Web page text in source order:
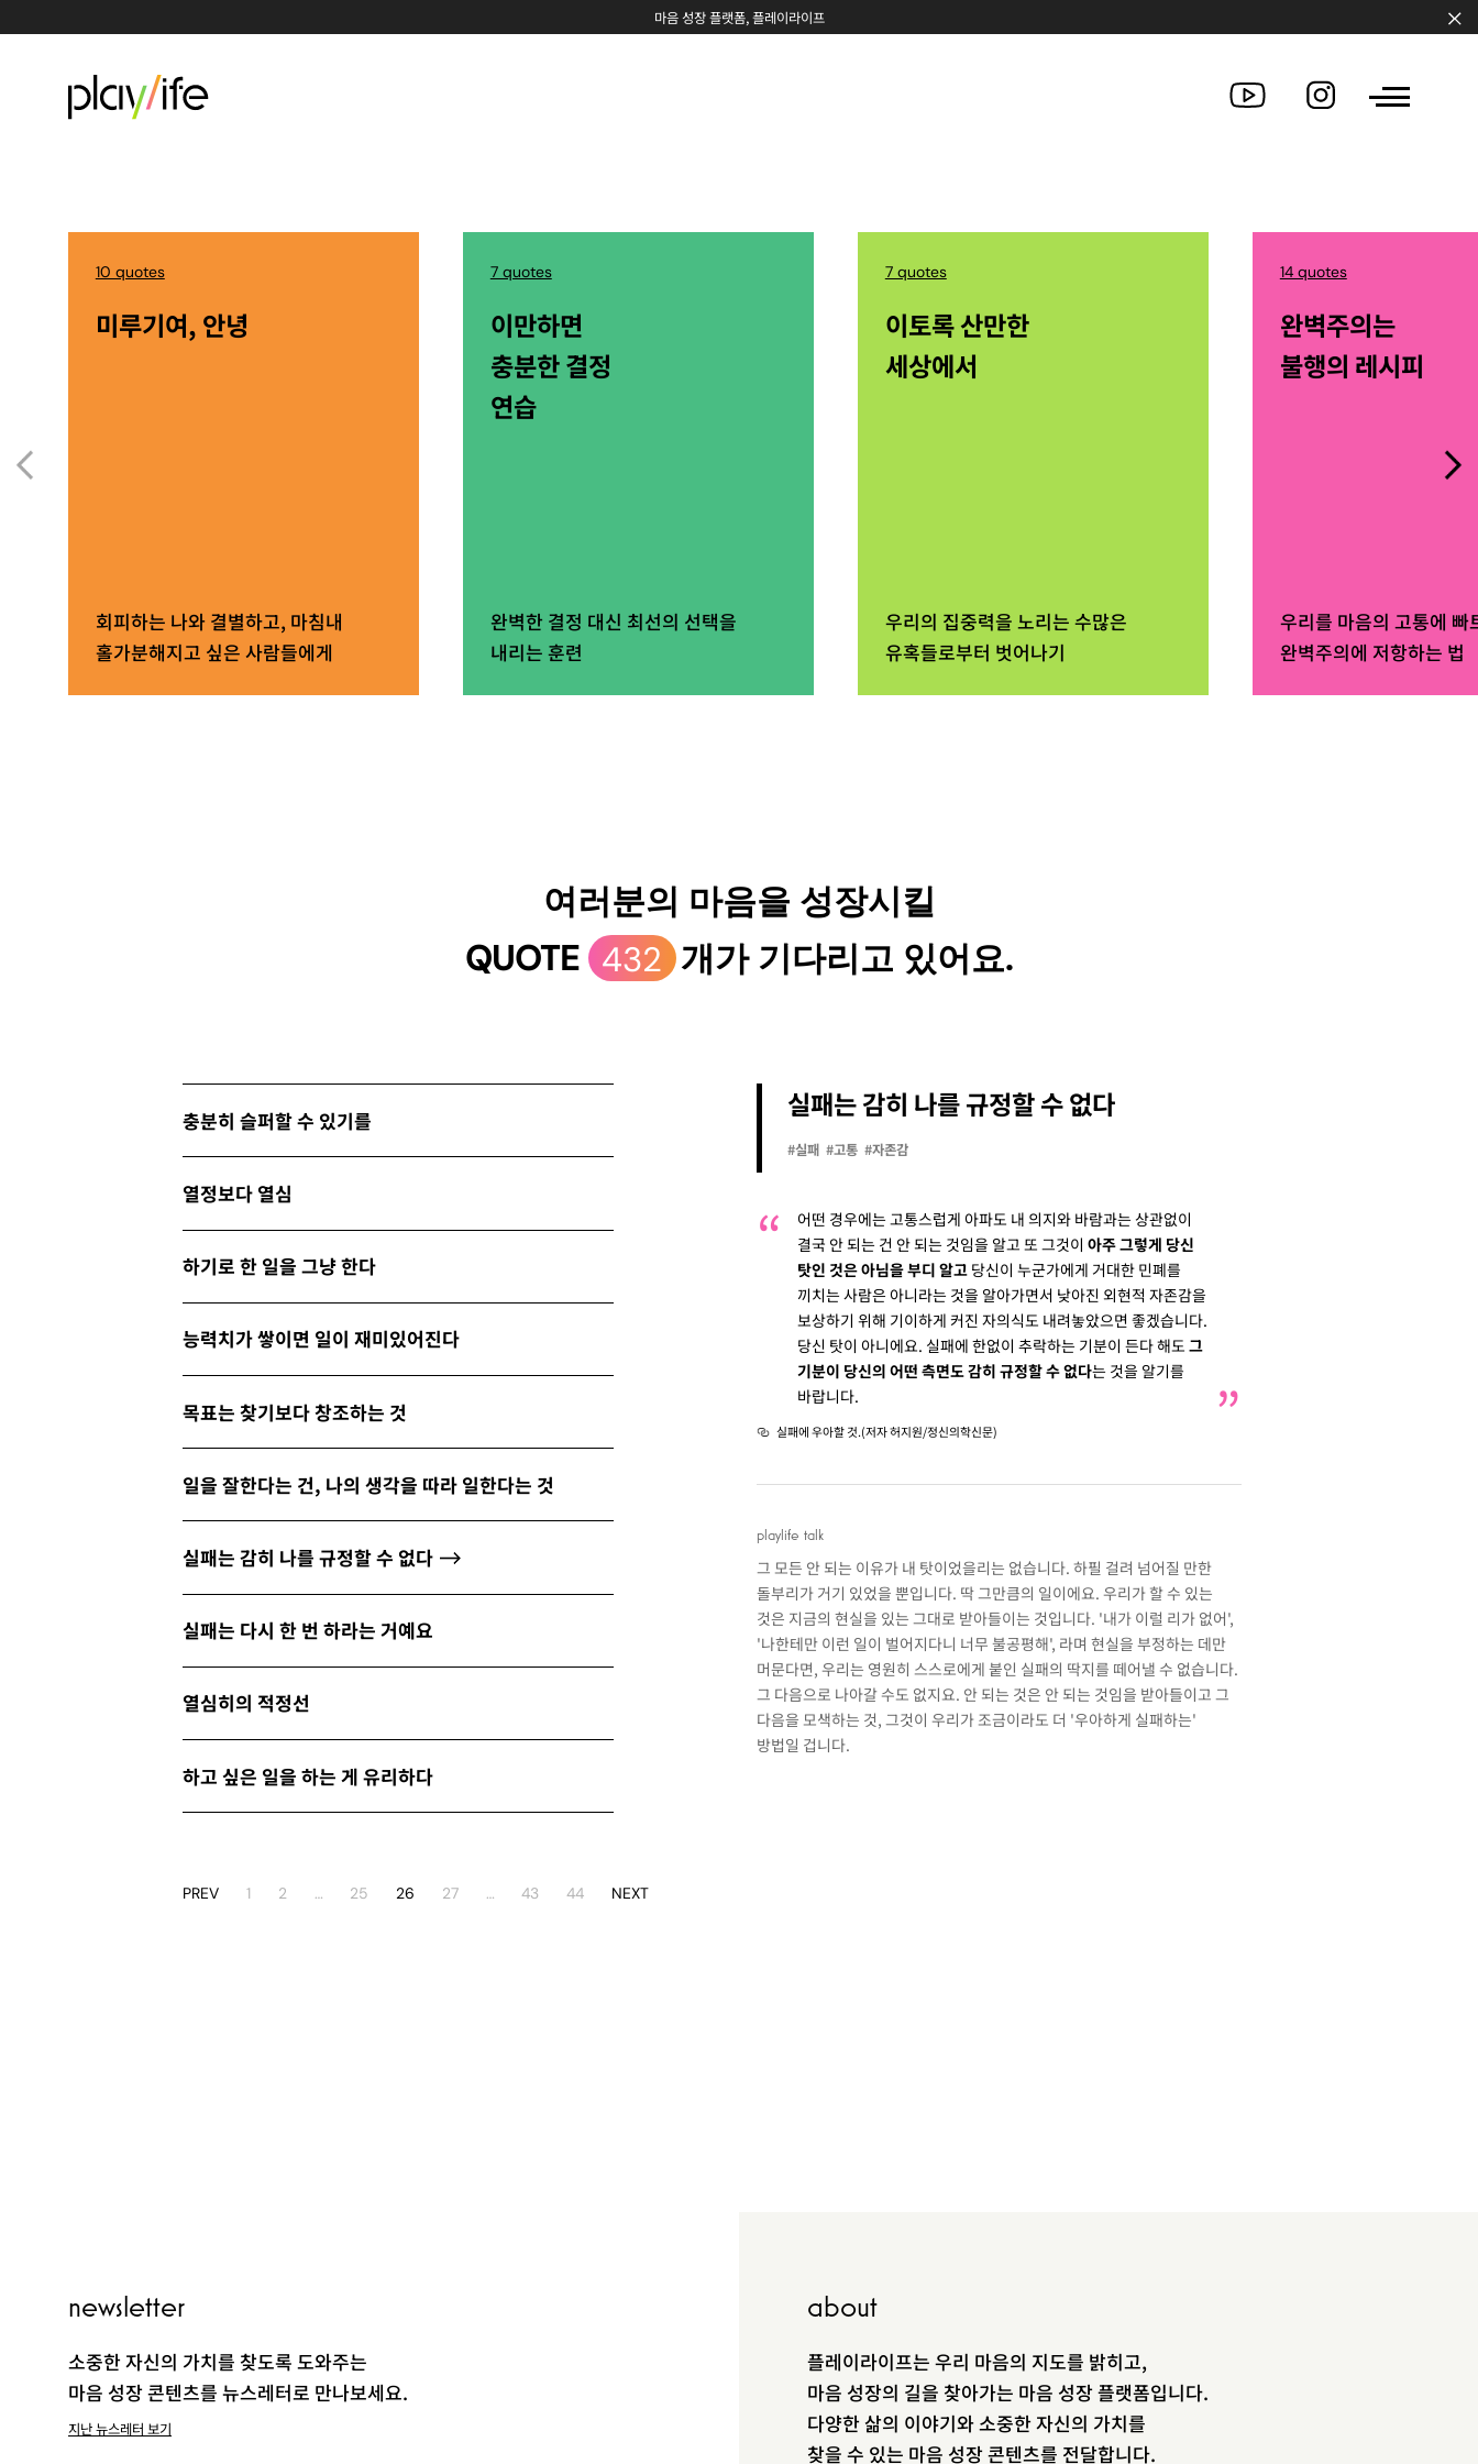
마음 성장 플랫폼, 플레이라이프
CHALLENGE
PEOPLE
CLUB
newsletter
소중한 자신의 가치를 찾도록 도와주는
10 quotes
미루기여, 안녕
회피하는 나와 결별하고, 마침내
홀가분해지고 싶은 사람들에게
7 quotes
이만하면
충분한 결정
연습
완벽한 결정 대신 최선의 선택을
내리는 훈련
7 quotes
이토록 산만한
세상에서
우리의 집중력을 노리는 수많은
유혹들로부터 벗어나기
14 quotes
완벽주의는
불행의 레시피
우리를 마음의 고통에 빠
완벽주의에 저항하는 법
여러분의 마음을 성장시킬
QUOTE 432 개가 기다리고 있어요.
충분히 슬퍼할 수 있기를
열정보다 열심
하기로 한 일을 그냥 한다
능력치가 쌓이면 일이 재미있어진다
목표는 찾기보다 창조하는 것
일을 잘한다는 건, 나의 생각을 따라 일한다는 것
실패는 감히 나를 규정할 수 없다
실패는 다시 한 번 하라는 거예요
열심히의 적정선
하고 싶은 일을 하는 게 유리하다
실패는 감히 나를 규정할 수 없다
#실패 #고통 #자존감
어떤 경우에는 고통스럽게 아파도 내 의지와 바람과는 상관없이
결국 안 되는 건 안 되는 것임을 알고 또 그것이 아주 그렇게 당신
탓인 것은 아님을 부디 알고당신이 누군가에게 거대한 민폐를
끼치는 사람은 아니라는 것을 알아가면서 낮아진 외현적 자존감을
보상하기 위해 기이하게 커진 자의식도 내려놓았으면 좋겠습니다.
당신 탓이 아니에요. 실패에 한없이 추락하는 기분이 든다 해도 그
기분이 당신의 어떤 측면도 감히 규정할 수 없다는 것을 알기를
바랍니다.
실패에 우아할 것.(저자 허지원/정신의학신문)
playlife talk
그 모든 안 되는 이유가 내 탓이었을리는 없습니다. 하필 걸려 넘어질 만한
돌부리가 거기 있었을 뿐입니다. 딱 그만큼의 일이에요. 우리가 할 수 있는
것은 지금의 현실을 있는 그대로 받아들이는 것입니다. '내가 이럴 리가 없어',
'나한테만 이런 일이 벌어지다니 너무 불공평해', 라며 현실을 부정하는 데만
머문다면, 우리는 영원히 스스로에게 붙인 실패의 딱지를 떼어낼 수 없습니다.
그 다음으로 나아갈 수도 없지요. 안 되는 것은 안 되는 것임을 받아들이고 그
다음을 모색하는 것, 그것이 우리가 조금이라도 더 '우아하게 실패하는'
방법일 겁니다.
PREV 1 2 … 25 26 27 … 43 44 NEXT
newsletter
소중한 자신의 가치를 찾도록 도와주는
마음 성장 콘텐츠를 뉴스레터로 만나보세요.
지난 뉴스레터 보기
about
플레이라이프는 우리 마음의 지도를 밝히고,
마음 성장의 길을 찾아가는 마음 성장 플랫폼입니다.
다양한 삶의 이야기와 소중한 자신의 가치를
찾을 수 있는 마음 성장 콘텐츠를 전달합니다.